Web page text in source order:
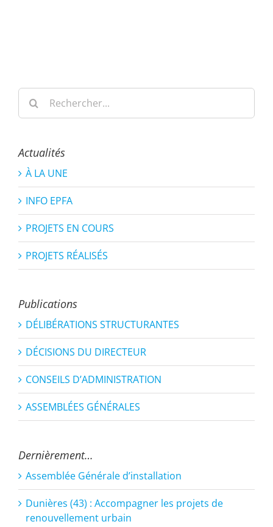
Rechercher:
Actualités
À LA UNE
INFO EPFA
PROJETS EN COURS
PROJETS RÉALISÉS
Publications
DÉLIBÉRATIONS STRUCTURANTES
DÉCISIONS DU DIRECTEUR
CONSEILS D’ADMINISTRATION
ASSEMBLÉES GÉNÉRALES
Dernièrement…
Assemblée Générale d’installation
Dunières (43) : Accompagner les projets de
renouvellement urbain